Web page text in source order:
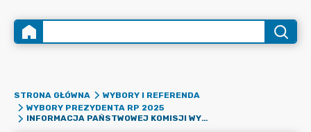
STRONA GŁÓWNA
WYBORY I REFERENDA
WYBORY PREZYDENTA RP 2025
INFORMACJA PAŃSTWOWEJ KOMISJI WYBORCZEJ O UPŁYWIE TERMINÓW ZWIĄZANYCH Z UPRAWNIENIAMI WYBORCÓW NIEPEŁNOSPRAWNYCH ORAZ WYBORCÓW, KTÓRZY NAJPÓŹNIEJ W DNIU GŁOSOWANIA UKOŃCZĄ 60 LAT, W WYBORACH PREZYDENTA RZECZYPOSPOLITEJ POLSKIEJ ZARZĄDZONYCH NA DZIEŃ 18 MAJA 2025 R.